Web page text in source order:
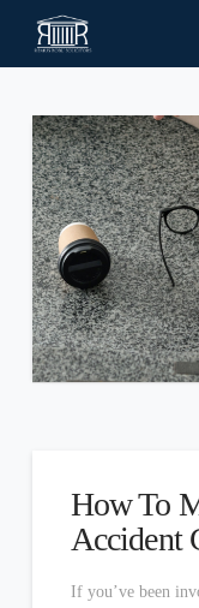
How To
Accident
If you’ve been